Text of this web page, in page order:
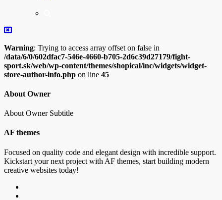
Warning: Trying to access array offset on false in
/data/6/0/602dfac7-546e-4660-b705-2d6c39d27179/fight-
sport.sk/web/wp-content/themes/shopical/inc/widgets/widget-
store-author-info.php on line 45
About Owner
About Owner Subtitle
AF themes
Focused on quality code and elegant design with incredible support.
Kickstart your next project with AF themes, start building modern
creative websites today!